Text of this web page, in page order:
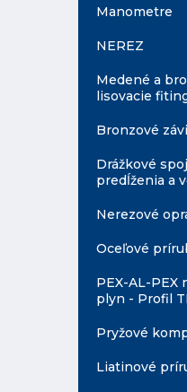
Manometre
NEREZ
Medené a
lisovacie
Bronzové
Drážkové
predĺženia a
Nerezové
Oceľové
PEX-AL-PEX
plyn - Profil
Pryžové
Liatinové